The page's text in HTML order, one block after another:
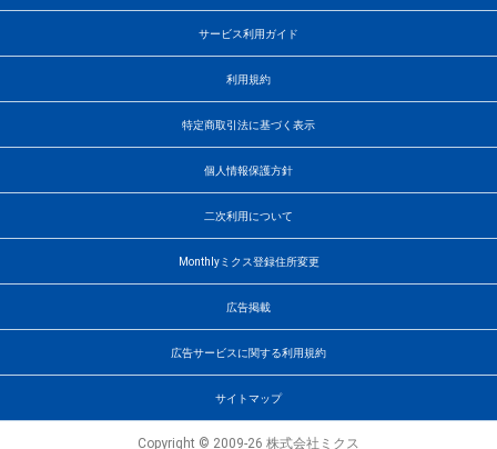
サービス利用ガイド
利用規約
特定商取引法に基づく表示
個人情報保護方針
二次利用について
Monthlyミクス登録住所変更
広告掲載
広告サービスに関する利用規約
サイトマップ
Copyright © 2009-26 株式会社ミクス